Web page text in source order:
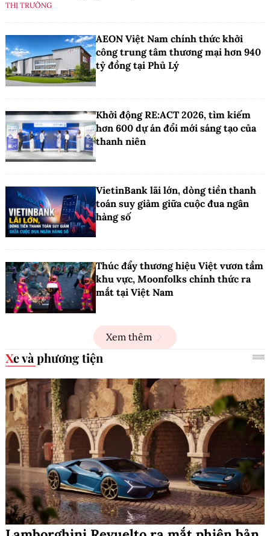
THỊ TRƯỜNG
AEON Việt Nam chính thức khởi
công trung tâm thương mại hơn 940
tỷ đồng tại Phủ Lý
Khởi động RE:ACT 2026, tìm kiếm
hơn 600 dự án đổi mới sáng tạo của
thanh niên
VietinBank lãi lớn, dòng tiền thanh
toán suy giảm giữa cuộc đua ngân
hàng số
Thúc đẩy thương hiệu Việt vươn tầm
khu vực, Moonfolks chính thức ra
mắt tại Việt Nam
Xem thêm
Xe và phương tiện